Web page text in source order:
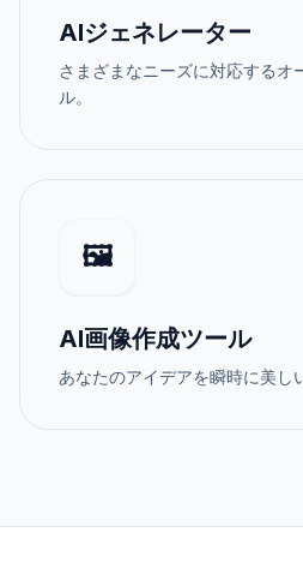
AIジェネレーター
さまざまなニーズに対応するオ
ル。
🖼️
AI画像作成ツール
あなたのアイデアを瞬時に美し